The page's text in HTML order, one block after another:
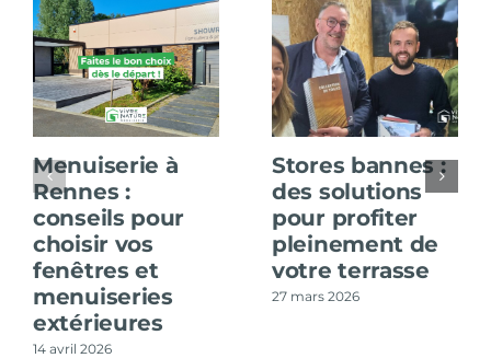
Menuiserie à
Rennes :
conseils pour
choisir vos
fenêtres et
menuiseries
extérieures
14 avril 2026
Stores bannes :
des solutions
pour profiter
pleinement de
votre terrasse
27 mars 2026